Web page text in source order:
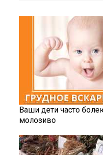
Ваши дети часто
молозиво